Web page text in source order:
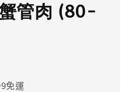
管肉 (80-
免運